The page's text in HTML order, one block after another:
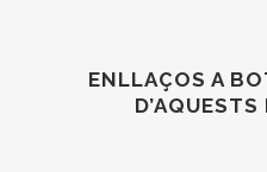
ENLLAÇOS A